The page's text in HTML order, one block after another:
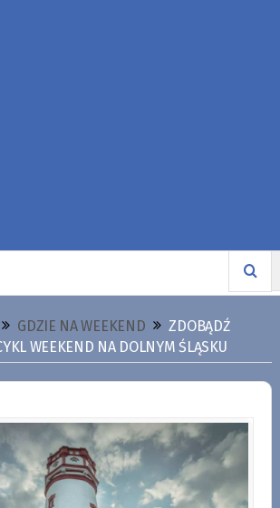
GDZIE NA WEEKEND
ZDOBĄDŹ
WEEKEND NA DOLNYM ŚLĄSKU